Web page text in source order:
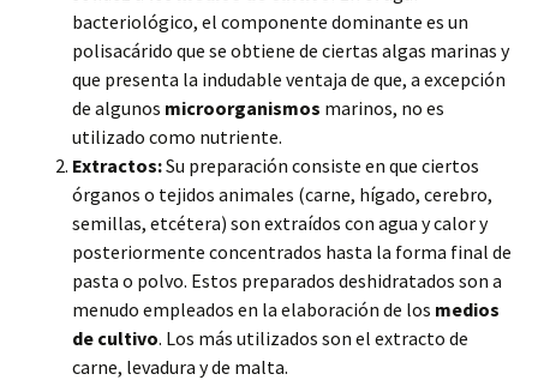
bacteriológico, el componente dominante es un
polisacárido que se obtiene de ciertas algas marinas y
que presenta la indudable ventaja de que, a excepción
de algunos microorganismos marinos, no es
utilizado como nutriente.
Extractos:Su preparación consiste en que ciertos
órganos o tejidos animales (carne, hígado, cerebro,
semillas, etcétera) son extraídos con agua y calor y
posteriormente concentrados hasta la forma final de
pasta o polvo. Estos preparados deshidratados son a
menudo empleados en la elaboración de los medios
de cultivo. Los más utilizados son el extracto de
carne, levadura y de malta.